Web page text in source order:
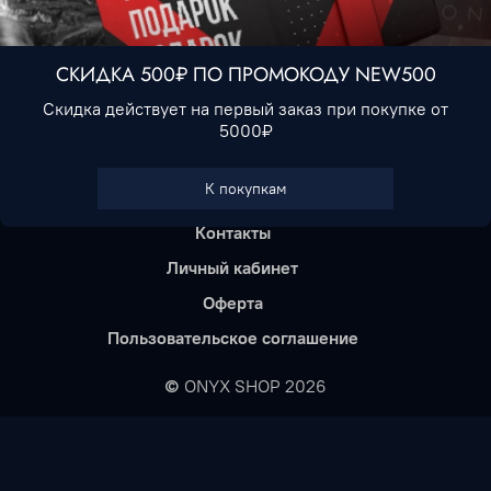
Гарантия
Контакты
Личный кабинет
Оферта
Пользовательское соглашение
© ONYX SHOP 2026
СКИДКА 500₽ ПО ПРОМОКОДУ NEW500
Скидка действует на первый заказ при покупке от
5000₽
К покупкам